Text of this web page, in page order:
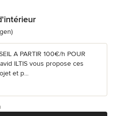
4.5 von 5 Sternen
A PARTIR 100€/h POUR
ILTIS vous propose ces
et p...